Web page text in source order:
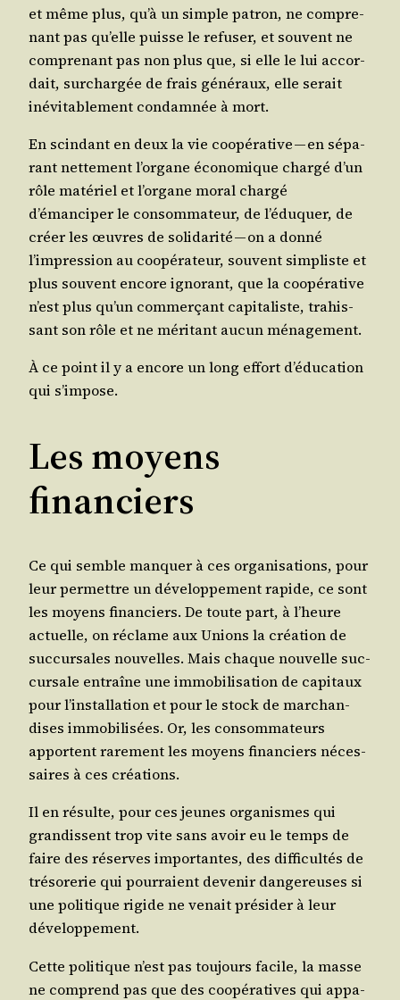
et même plus, qu’à un simple patron, ne com­pre­
nant pas qu’elle puisse le refu­ser, et sou­vent ne
com­pre­nant pas non plus que, si elle le lui accor­
dait, sur­char­gée de frais géné­raux, elle serait
inévi­ta­ble­ment condam­née à mort.
En scin­dant en deux la vie coopé­ra­tive — en sépa­
rant net­te­ment l’organe éco­no­mique char­gé d’un
rôle maté­riel et l’organe moral char­gé
d’émanciper le consom­ma­teur, de l’éduquer, de
créer les œuvres de soli­da­ri­té — on a don­né
l’impression au coopé­ra­teur, sou­vent sim­pliste et
plus sou­vent encore igno­rant, que la coopé­ra­tive
n’est plus qu’un com­mer­çant capi­ta­liste, tra­his­
sant son rôle et ne méri­tant aucun ménagement.
À ce point il y a encore un long effort d’éducation
qui s’impose.
Les moyens
financiers
Ce qui semble man­quer à ces orga­ni­sa­tions, pour
leur per­mettre un déve­lop­pe­ment rapide, ce sont
les moyens finan­ciers. De toute part, à l’heure
actuelle, on réclame aux Unions la créa­tion de
suc­cur­sales nou­velles. Mais chaque nou­velle suc­
cur­sale entraîne une immo­bi­li­sa­tion de capi­taux
pour l’installation et pour le stock de mar­chan­
dises immo­bi­li­sées. Or, les consom­ma­teurs
apportent rare­ment les moyens finan­ciers néces­
saires à ces créations.
Il en résulte, pour ces jeunes orga­nismes qui
gran­dissent trop vite sans avoir eu le temps de
faire des réserves impor­tantes, des dif­fi­cul­tés de
tré­so­re­rie qui pour­raient deve­nir dan­ge­reuses si
une poli­tique rigide ne venait pré­si­der à leur
développement.
Cette poli­tique n’est pas tou­jours facile, la masse
ne com­prend pas que des coopé­ra­tives qui appa­